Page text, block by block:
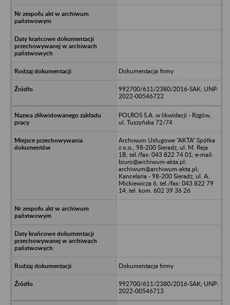
Dokumentacja firmy
992700/611/2380/2016-SAK; UNP:
2022-00546722
POLROS S.A. w likwidacji - Rzgów,
ul. Tuszyńska 72/74
Archiwum Usługowe "AKTA" Spółka
z o.o., 98-200 Sieradz, ul. M. Reja
1B, tel./fax: 043 822 74 01; e-mail:
biuro@archiwum-akta.pl;
archiwum@archiwum-akta.pl;
Kancelaria - 98-200 Sieradz, ul. A.
Mickiewicza 6, tel./fax: 043 822 79
14; tel. kom. 602 39 36 26
Dokumentacja firmy
992700/611/2380/2016-SAK; UNP:
2022-00546713